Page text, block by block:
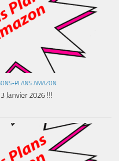
PLANS AMAZON
Janvier 2026 !!!